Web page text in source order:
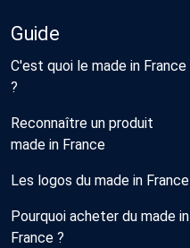
Guide
C'est quoi le made in France
?
Reconnaître un produit
made in France
Les logos du made in France
Pourquoi acheter du made in
France ?